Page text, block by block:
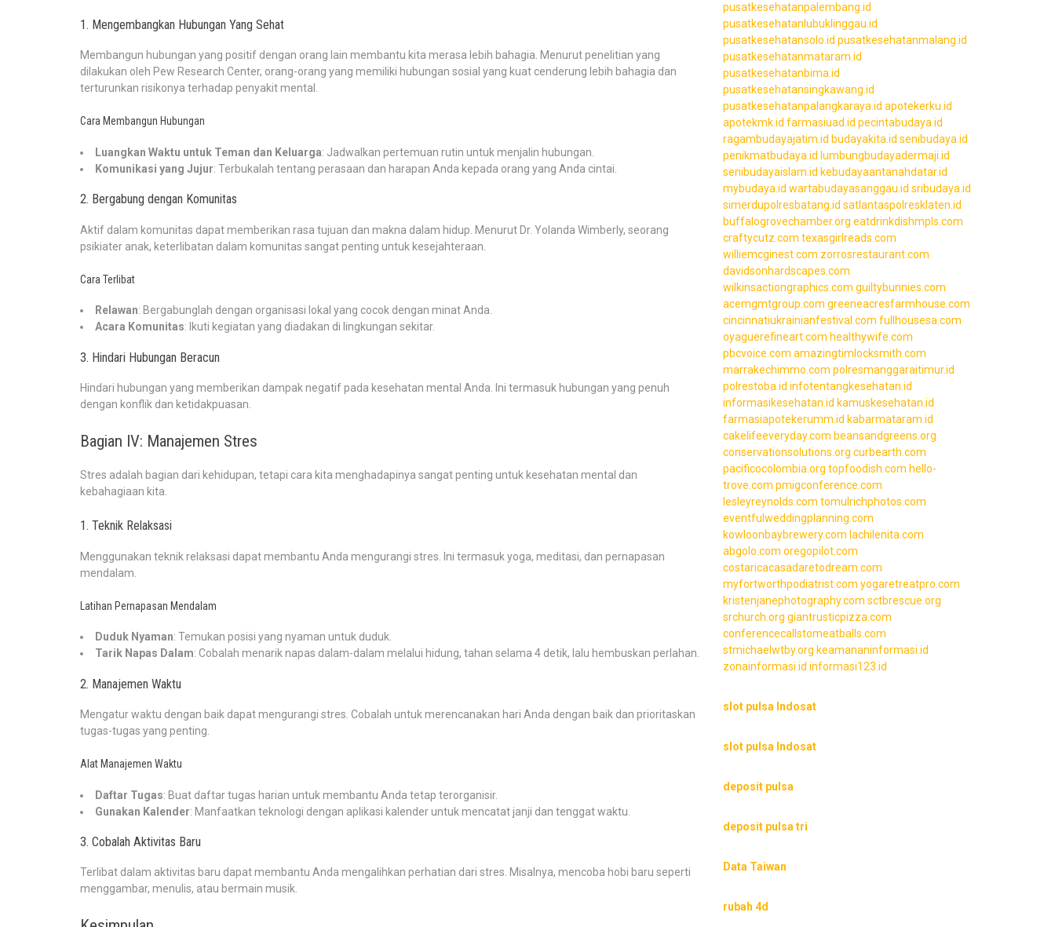
1. Mengembangkan Hubungan Yang Sehat
Membangun hubungan yang positif dengan orang lain membantu kita merasa lebih bahagia. Menurut penelitian yang
dilakukan oleh Pew Research Center, orang-orang yang memiliki hubungan sosial yang kuat cenderung lebih bahagia dan
terturunkan risikonya terhadap penyakit mental.
Cara Membangun Hubungan
Luangkan Waktu untuk Teman dan Keluarga: Jadwalkan pertemuan rutin untuk menjalin hubungan.
Komunikasi yang Jujur: Terbukalah tentang perasaan dan harapan Anda kepada orang yang Anda cintai.
2. Bergabung dengan Komunitas
Aktif dalam komunitas dapat memberikan rasa tujuan dan makna dalam hidup. Menurut Dr. Yolanda Wimberly, seorang
psikiater anak, keterlibatan dalam komunitas sangat penting untuk kesejahteraan.
Cara Terlibat
Relawan: Bergabunglah dengan organisasi lokal yang cocok dengan minat Anda.
Acara Komunitas: Ikuti kegiatan yang diadakan di lingkungan sekitar.
3. Hindari Hubungan Beracun
Hindari hubungan yang memberikan dampak negatif pada kesehatan mental Anda. Ini termasuk hubungan yang penuh
dengan konflik dan ketidakpuasan.
Bagian IV: Manajemen Stres
Stres adalah bagian dari kehidupan, tetapi cara kita menghadapinya sangat penting untuk kesehatan mental dan
kebahagiaan kita.
1. Teknik Relaksasi
Menggunakan teknik relaksasi dapat membantu Anda mengurangi stres. Ini termasuk yoga, meditasi, dan pernapasan
mendalam.
Latihan Pernapasan Mendalam
Duduk Nyaman: Temukan posisi yang nyaman untuk duduk.
Tarik Napas Dalam: Cobalah menarik napas dalam-dalam melalui hidung, tahan selama 4 detik, lalu hembuskan perlahan.
2. Manajemen Waktu
Mengatur waktu dengan baik dapat mengurangi stres. Cobalah untuk merencanakan hari Anda dengan baik dan prioritaskan
tugas-tugas yang penting.
Alat Manajemen Waktu
Daftar Tugas: Buat daftar tugas harian untuk membantu Anda tetap terorganisir.
Gunakan Kalender: Manfaatkan teknologi dengan aplikasi kalender untuk mencatat janji dan tenggat waktu.
3. Cobalah Aktivitas Baru
Terlibat dalam aktivitas baru dapat membantu Anda mengalihkan perhatian dari stres. Misalnya, mencoba hobi baru seperti
menggambar, menulis, atau bermain musik.
pusatkesehatanpalembang.id
pusatkesehatanlubuklinggau.id
pusatkesehatansolo.id pusatkesehatanmalang.id
pusatkesehatanmataram.id
pusatkesehatanbima.id
pusatkesehatansingkawang.id
pusatkesehatanpalangkaraya.id apotekerku.id
apotekmk.id farmasiuad.id pecintabudaya.id
ragambudayajatim.id budayakita.id senibudaya.id
penikmatbudaya.id lumbungbudayadermaji.id
senibudayaislam.id kebudayaantanahdatar.id
mybudaya.id wartabudayasanggau.id sribudaya.id
simerdupolresbatang.id satlantaspolresklaten.id
buffalogrovechamber.org eatdrinkdishmpls.com
craftycutz.com texasgirlreads.com
williemcginest.com zorrosrestaurant.com
davidsonhardscapes.com
wilkinsactiongraphics.com guiltybunnies.com
acemgmtgroup.com greeneacresfarmhouse.com
cincinnatiukrainianfestival.com fullhousesa.com
oyaguerefineart.com healthywife.com
pbcvoice.com amazingtimlocksmith.com
marrakechimmo.com polresmanggaraitimur.id
polrestoba.id infotentangkesehatan.id
informasikesehatan.id kamuskesehatan.id
farmasiapotekerumm.id kabarmataram.id
cakelifeeveryday.com beansandgreens.org
conservationsolutions.org curbearth.com
pacificocolombia.org topfoodish.com hello-
trove.com pmigconference.com
lesleyreynolds.com tomulrichphotos.com
eventfulweddingplanning.com
kowloonbaybrewery.com lachilenita.com
abgolo.com oregopilot.com
costaricacasadaretodream.com
myfortworthpodiatrist.com yogaretreatpro.com
kristenjanephotography.com sctbrescue.org
srchurch.org giantrusticpizza.com
conferencecallstomeatballs.com
stmichaelwtby.org keamananinformasi.id
zonainformasi.id informasi123.id
slot pulsa Indosat
slot pulsa Indosat
deposit pulsa
deposit pulsa tri
Data Taiwan
rubah 4d